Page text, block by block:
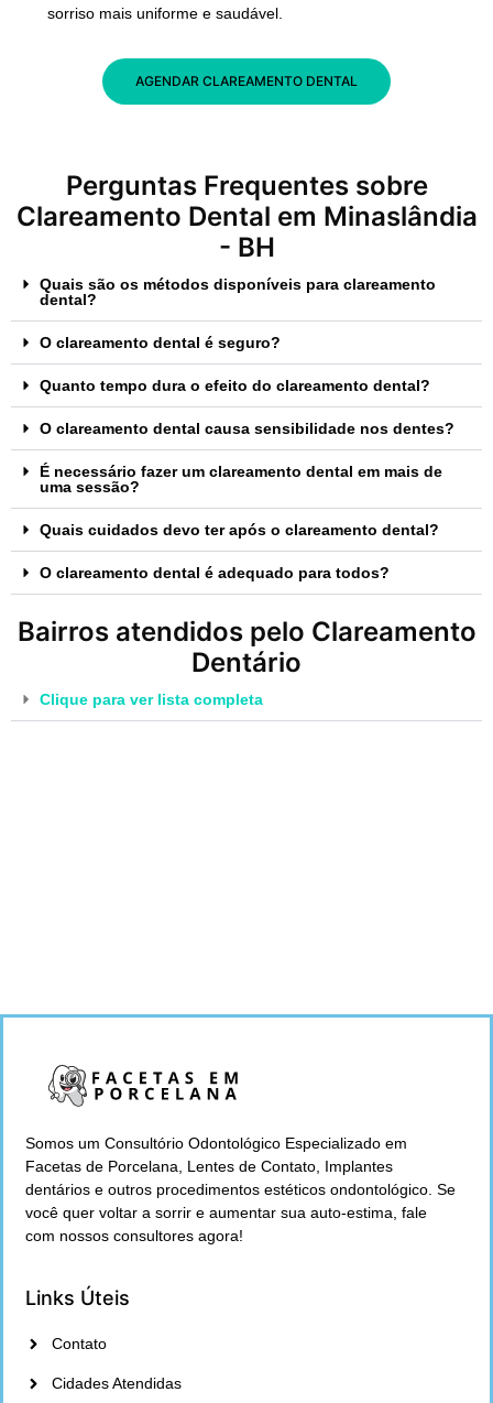
sorriso mais uniforme e saudável.
AGENDAR CLAREAMENTO DENTAL
Perguntas Frequentes sobre
Clareamento Dental em Minaslândia
- BH
Quais são os métodos disponíveis para clareamento
dental?
O clareamento dental é seguro?
Quanto tempo dura o efeito do clareamento dental?
O clareamento dental causa sensibilidade nos dentes?
É necessário fazer um clareamento dental em mais de
uma sessão?
Quais cuidados devo ter após o clareamento dental?
O clareamento dental é adequado para todos?
Bairros atendidos pelo Clareamento
Dentário
Clique para ver lista completa
Somos um Consultório Odontológico Especializado em
Facetas de Porcelana, Lentes de Contato, Implantes
dentários e outros procedimentos estéticos ondontológico. Se
você quer voltar a sorrir e aumentar sua auto-estima, fale
com nossos consultores agora!
Links Úteis
Contato
Cidades Atendidas